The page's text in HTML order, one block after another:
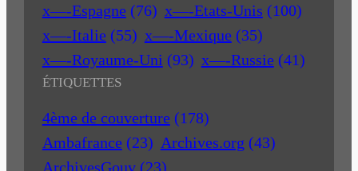
x—-Espagne (76) x—-Etats-Unis (100)
x—-Italie (55) x—-Mexique (35)
x—-Royaume-Uni (93) x—-Russie (41)
ÉTIQUETTES
4ème de couverture (178)
Ambafrance (23) Archives.org (43)
ArchivesGouv (23)